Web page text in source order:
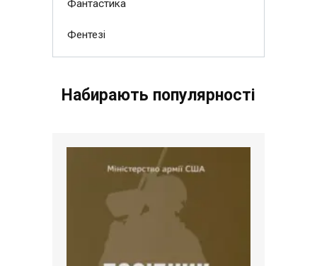
Фантастика
Фентезі
Набирають популярності